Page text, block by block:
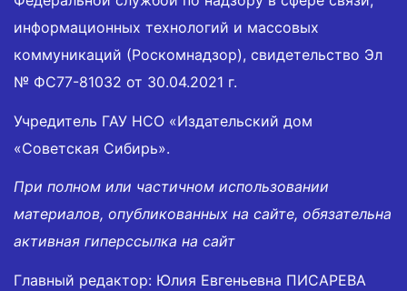
информационных технологий и массовых
коммуникаций (Роскомнадзор), свидетельство Эл
№ ФС77-81032 от 30.04.2021 г.
Учредитель ГАУ НСО «Издательский дом
«Советская Сибирь».
При полном или частичном использовании
материалов, опубликованных на сайте, обязательна
активная гиперссылка на сайт
Главный редактор: Юлия Евгеньевна ПИСАРЕВА